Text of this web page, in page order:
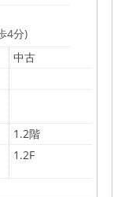
4分)
中古
1.2階
1.2F